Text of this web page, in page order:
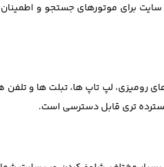
برای موتورهای جستجو و اطمینان
لپ تاپ ها، تبلت ها و تلفن
تری قابل دسترسی است.